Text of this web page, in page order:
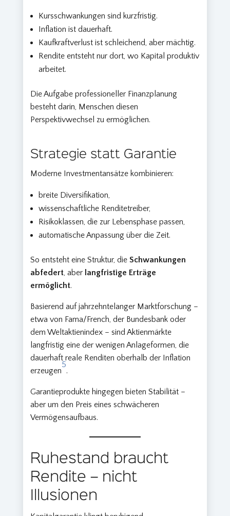
Kursschwankungen sind kurzfristig.
Inflation ist dauerhaft.
Kaufkraftverlust ist schleichend, aber mächtig.
Rendite entsteht nur dort, wo Kapital produktiv
arbeitet.
Die Aufgabe professioneller Finanzplanung
besteht darin, Menschen diesen
Perspektivwechsel zu ermöglichen.
Strategie statt Garantie
Moderne Investmentansätze kombinieren:
breite Diversifikation,
wissenschaftliche Renditetreiber,
Risikoklassen, die zur Lebensphase passen,
automatische Anpassung über die Zeit.
So entsteht eine Struktur, dieSchwankungen
abfedert, aber langfristige Erträge
ermöglicht.
Basierend auf jahrzehntelanger Marktforschung –
etwa von Fama/French, der Bundesbank oder
dem Weltaktienindex – sind Aktienmärkte
langfristig eine der wenigen Anlageformen, die
dauerhaft reale Renditen oberhalb der Inflation
erzeugen
5
.
Garantieprodukte hingegen bieten Stabilität –
aber um den Preis eines schwächeren
Vermögensaufbaus.
Ruhestand braucht
Rendite – nicht
Illusionen